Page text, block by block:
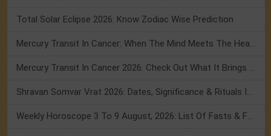
Total Solar Eclipse 2026: Know Zodiac Wise Prediction